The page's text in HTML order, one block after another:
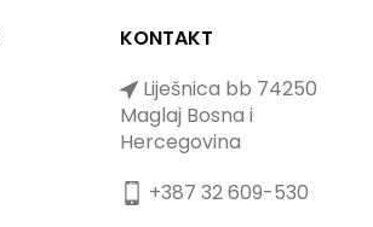
KONTAKT
Liješnica bb 74250
Maglaj Bosna i
Hercegovina
+387 32 609-530